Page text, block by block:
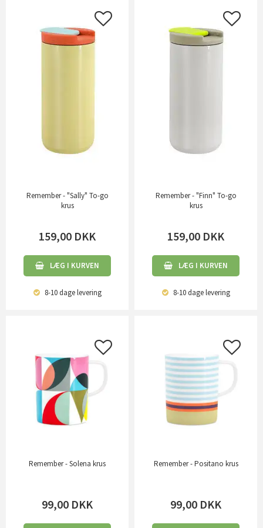
Remember - "Sally" To-go
krus
159,00 DKK
LÆG I KURVEN
8-10 dagelevering
Remember - "Finn" To-go
krus
159,00 DKK
LÆG I KURVEN
8-10 dagelevering
Remember - Solena krus
99,00 DKK
Remember - Positano krus
99,00 DKK